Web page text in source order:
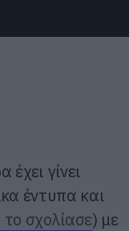
γίνει
έντυπα και
σχολίασε) με